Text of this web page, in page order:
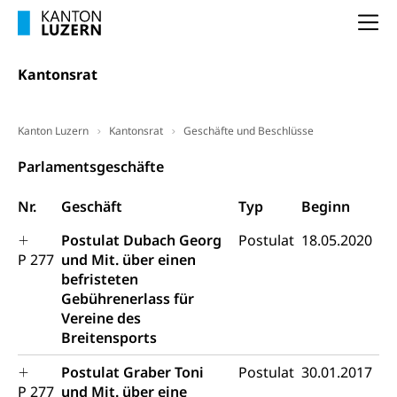
Kantonsrat
Kanton Luzern Kantonsrat Geschäfte und Beschlüsse
Parlamentsgeschäfte
Nr. Geschäft Typ Beginn
P 277
Postulat Dubach Georg
und Mit. über einen
befristeten
Gebührenerlass für
Vereine des
Breitensports
Postulat 18.05.2020
P 277
Postulat Graber Toni
und Mit. über eine
Postulat 30.01.2017
Entlassung, Stellenverlust, Arbeitsmangel,
Unterbeschäftigung, Arbeitslosenversicherung,
Luzern)
Arbeitslosenentschädigung (WAS Luzern)
Unterstützung der Wirtschaftsförderung
Handelsregister Luzern
Dienststelle Steuern - Wissenswertes
Selbständige (WAS Luzern)
Pensionierung
Vorsorge, Altersvorsorge
AHV-Altersrente (WAS Luzern)
LUPK - Luzerner Pensionskasse
Altersvorsorge (gruezi.lu.ch)
Bildung und Forschung
Wissenschaftsförderung
Forschungsförderung, Wissenschaftsmarketing,
Wissenschaft, Forschung, Entwicklung, Projekte